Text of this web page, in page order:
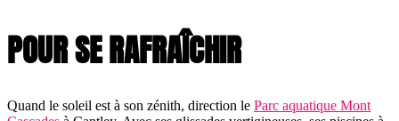
POUR SE RAFRAÎCHIR
Quand le soleil est à son zénith, direction le Parc aquatique Mont